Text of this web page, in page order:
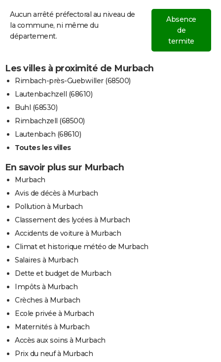
Aucun arrêté préfectoral au niveau de
la commune, ni même du
département.
Absence
de
termite
Les villes à proximité de Murbach
Rimbach-près-Guebwiller (68500)
Lautenbachzell (68610)
Buhl (68530)
Rimbachzell (68500)
Lautenbach (68610)
Toutes les villes
En savoir plus sur Murbach
Murbach
Avis de décès à Murbach
Pollution à Murbach
Classement des lycées à Murbach
Accidents de voiture à Murbach
Climat et historique météo de Murbach
Salaires à Murbach
Dette et budget de Murbach
Impôts à Murbach
Crèches à Murbach
Ecole privée à Murbach
Maternités à Murbach
Accès aux soins à Murbach
Prix du neuf à Murbach